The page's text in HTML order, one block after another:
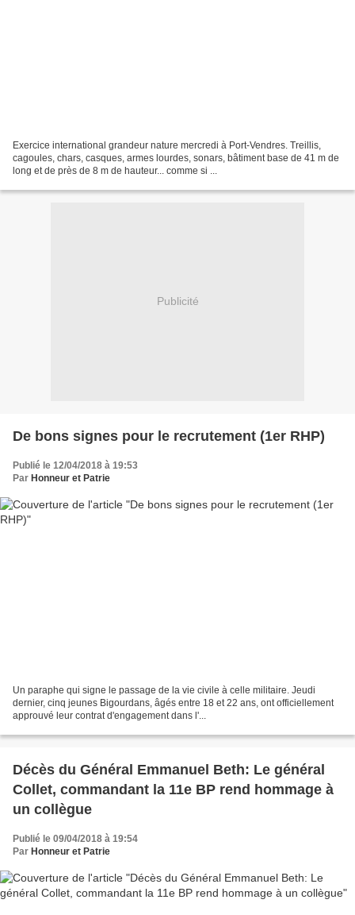
Exercice international grandeur nature mercredi à Port-Vendres. Treillis,
cagoules, chars, casques, armes lourdes, sonars, bâtiment base de 41 m de
long et de près de 8 m de hauteur... comme si ...
Publicité
De bons signes pour le recrutement (1er RHP)
Publié le 12/04/2018 à 19:53
Par Honneur et Patrie
Un paraphe qui signe le passage de la vie civile à celle militaire. Jeudi
dernier, cinq jeunes Bigourdans, âgés entre 18 et 22 ans, ont officiellement
approuvé leur contrat d'engagement dans l'...
Décès du Général Emmanuel Beth: Le général
Collet, commandant la 11e BP rend hommage à
un collègue
Publié le 09/04/2018 à 19:54
Par Honneur et Patrie